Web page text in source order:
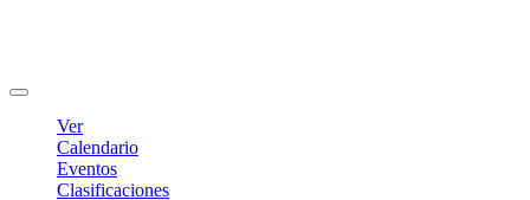
Ver
Calendario
Eventos
Clasificaciones